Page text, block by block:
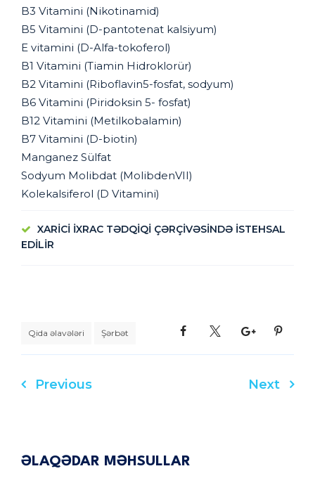
B3 Vitamini (Nikotinamid)
B5 Vitamini (D-pantotenat kalsiyum)
E vitamini (D-Alfa-tokoferol)
B1 Vitamini (Tiamin Hidroklorür)
B2 Vitamini (Riboflavin5-fosfat, sodyum)
B6 Vitamini (Piridoksin 5- fosfat)
B12 Vitamini (Metilkobalamin)
B7 Vitamini (D-biotin)
Manganez Sülfat
Sodyum Molibdat (MolibdenVII)
Kolekalsiferol (D Vitamini)
XARİCİ İXRAC TƏDQİQİ ÇƏRÇİVƏSİNDƏ İSTEHSAL
EDİLİR
Qida əlavələri Şərbət
Yazı
Previous Next
ƏLAQƏDAR MƏHSULLAR